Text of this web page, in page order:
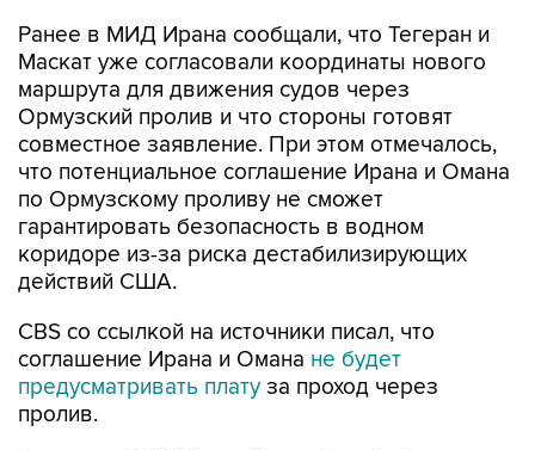
Ранее в МИД Ирана сообщали, что Тегеран и
Маскат уже согласовали координаты нового
маршрута для движения судов через
Ормузский пролив и что стороны готовят
совместное заявление. При этом отмечалось,
что потенциальное соглашение Ирана и Омана
по Ормузскому проливу не сможет
гарантировать безопасность в водном
коридоре из-за риска дестабилизирующих
действий США.
CBS со ссылкой на источники писал, что
соглашение Ирана и Омана не будет
предусматривать плату за проход через
пролив.